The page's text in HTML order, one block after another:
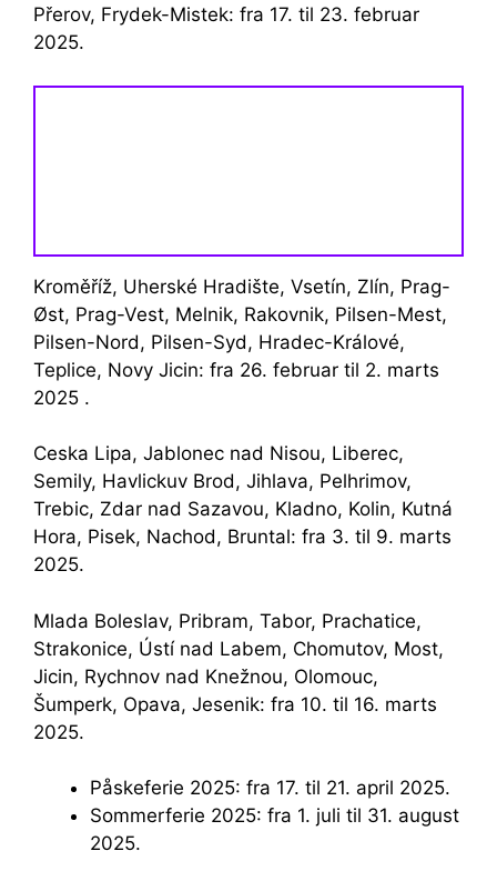
Přerov, Frydek-Mistek: fra 17. til 23. februar
2025.
Kroměříž, Uherské Hradište, Vsetín, Zlín, Prag-
Øst, Prag-Vest, Melnik, Rakovnik, Pilsen-Mest,
Pilsen-Nord, Pilsen-Syd, Hradec-Králové,
Teplice, Novy Jicin: fra 26. februar til 2. marts
2025 .
Ceska Lipa, Jablonec nad Nisou, Liberec,
Semily, Havlickuv Brod, Jihlava, Pelhrimov,
Trebic, Zdar nad Sazavou, Kladno, Kolin, Kutná
Hora, Pisek, Nachod, Bruntal: fra 3. til 9. marts
2025.
Mlada Boleslav, Pribram, Tabor, Prachatice,
Strakonice, Ústí nad Labem, Chomutov, Most,
Jicin, Rychnov nad Knežnou, Olomouc,
Šumperk, Opava, Jesenik: fra 10. til 16. marts
2025.
Påskeferie 2025: fra 17. til 21. april 2025.
Sommerferie 2025: fra 1. juli til 31. august
2025.